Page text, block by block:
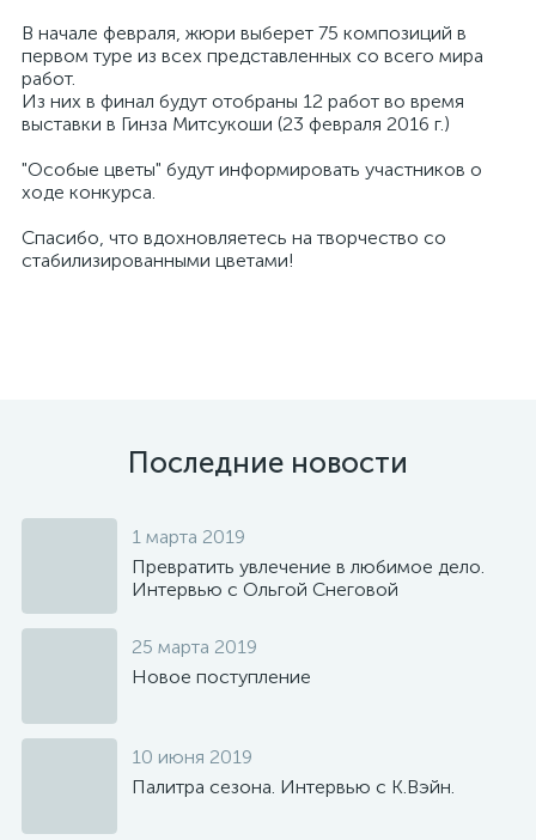
В начале февраля, жюри выберет 75 композиций в
первом туре из всех представленных со всего мира
работ.
Из них в финал будут отобраны 12 работ во время
выставки в Гинза Митсукоши (23 февраля 2016 г.)
"Особые цветы" будут информировать участников о
ходе конкурса.
Спасибо, что вдохновляетесь на творчество со
стабилизированными цветами!
Последние новости
1 марта 2019
Превратить увлечение в любимое дело.
Интервью с Ольгой Снеговой
25 марта 2019
Новое поступление
10 июня 2019
Палитра сезона. Интервью с К.Вэйн.